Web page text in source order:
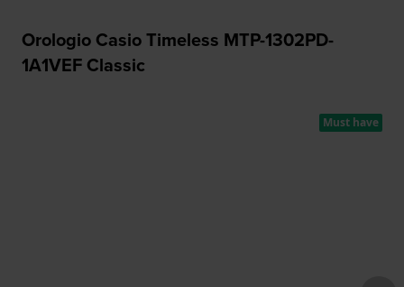
Orologio Casio Timeless MTP-1302PD-
1A1VEF Classic
Must have